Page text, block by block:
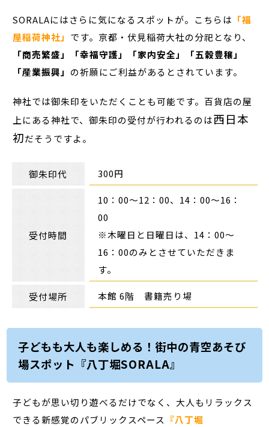
SORALAにはさらに気になるスポットが。こちらは 「福
屋稲荷神社」 です。京都・伏見稲荷大社の分祀となり、
「商売繁盛」「幸福守護」「家内安全」「五穀豊穣」
「産業振興」 の祈願にご利益があるとされています。
神社では御朱印をいただくことも可能です。百貨店の屋
上にある神社で、御朱印の受付が行われるのは西日本
初だそうですよ。
御朱印代 300円
受付時間
10：00～12：00、14：00～16：
00
※木曜日と日曜日は、14：00～
16：00のみとさせていただきま
す。
受付場所 本館 6階 書籍売り場
子どもも大人も楽しめる！街中の青空あそび
場スポット『八丁堀SORALA』
子どもが思い切り遊べるだけでなく、大人もリラックス
できる新感覚のパブリックスペース 『八丁堀